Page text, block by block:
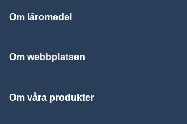
Om läromedel
Om webbplatsen
Om våra produkter